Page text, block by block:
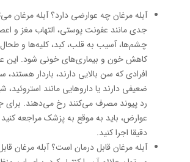
آبله مرغان چه عوارضی دارد؟ آبله مرغان
جدی مانند عفونت پوستی، التهاب مغز و
چشم‌ها، آسیب به قلب، کبد، کلیه‌ها و
کاهش خون و بیماری‌های خونی شود. این
افرادی که سن بالایی دارند، باردار هستند،
ضعیفی دارند یا داروهایی مانند
رد پیوند مصرف می‌کنند رخ می‌دهند. برای
عوارض، باید به موقع به پزشک مراجعه
دقیقا اجرا کنید.
آبله مرغان قابل درمان است؟ آبله مرغان